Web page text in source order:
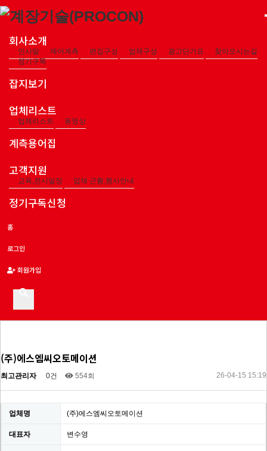
회사소개
인사말 제어계측 편집구성 업체구성 광고단가표
찾아오시는길
정기구독
잡지보기
업체리스트
업체리스트 동영상
계측용어집
고객지원
교육,전시일정 업체 근황,행사안내
정기구독신청
홈
로그인
회원가입
(주)에스엠씨오토메이션
최고관리자 0건 554회 26-04-15 15:19
업체명 (주)에스엠씨오토메이션
대표자 변수영